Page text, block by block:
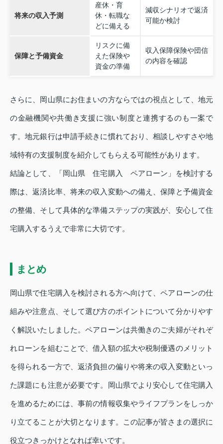
将来の収入予測
産休・育
休・転職な
どに備える
減収シナリオで返済
可能か検討
保障と予備資金
リスクに備
えた保険や
資金の準備
収入保障保険や団信
の内容を確認
さらに、岡山県にお住まいの方ならではの視点として、地元
の金融機関や共働き支援に強い制度と連携するのも一案で
す。地元銀行は申請手続きに慣れており、相談しやすさや地
域特有の支援制度を紹介してもらえる可能性があります。
結論として、「岡山県 住宅購入 ペアローン」を検討する
際は、返済比率、将来の収入変動への備え、保障と予備資金
の整備、そして具体的な準備ステップの実践が、安心して住
宅購入するうえで非常に大切です。
まとめ
岡山県で住宅購入を検討される方へ向けて、ペアローンの仕
組みや注意点、そして選び方のポイントについて分かりやす
く解説いたしました。ペアローンは共働きのご夫婦がそれぞ
れローンを組むことで、借入額の拡大や税制優遇のメリット
を得られる一方で、返済負担の偏りや将来の収入変動といっ
た課題にも注意が必要です。岡山県でより安心して住宅購入
を進めるためには、事前の情報収集やライフプランをしっか
り立てることが大切となります。この記事が皆さまの選択に
役立つきっかけとなれば幸いです。